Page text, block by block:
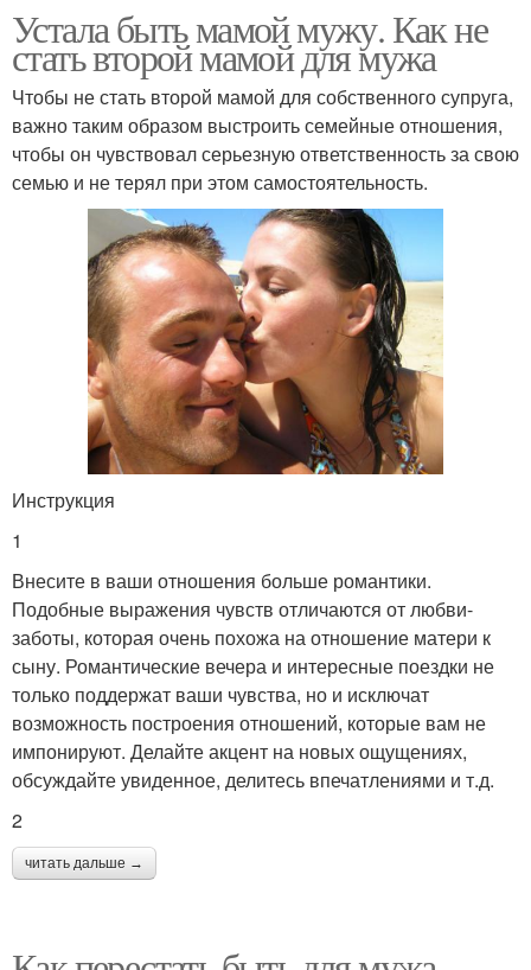
Устала быть мамой мужу. Как не
стать второй мамой для мужа
Чтобы не стать второй мамой для собственного супруга,
важно таким образом выстроить семейные отношения,
чтобы он чувствовал серьезную ответственность за свою
семью и не терял при этом самостоятельность.
Инструкция
1
Внесите в ваши отношения больше романтики.
Подобные выражения чувств отличаются от любви-
заботы, которая очень похожа на отношение матери к
сыну. Романтические вечера и интересные поездки не
только поддержат ваши чувства, но и исключат
возможность построения отношений, которые вам не
импонируют. Делайте акцент на новых ощущениях,
обсуждайте увиденное, делитесь впечатлениями и т.д.
2
читать дальше →